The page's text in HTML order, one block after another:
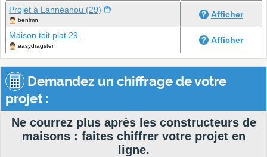
Projet à Lannéanou (29)
benlmn
Afficher
Maison toit plat 29
easydragster
Afficher
Demandez un chiffrage de votre
projet :
Ne courrez plus après les constructeurs de
maisons : faites chiffrer votre projet en
ligne.